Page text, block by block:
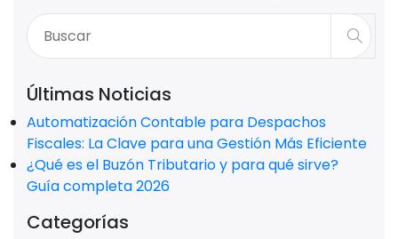
Últimas Noticias
Automatización Contable para Despachos
Fiscales: La Clave para una Gestión Más Eficiente
¿Qué es el Buzón Tributario y para qué sirve?
Guía completa 2026
Categorías